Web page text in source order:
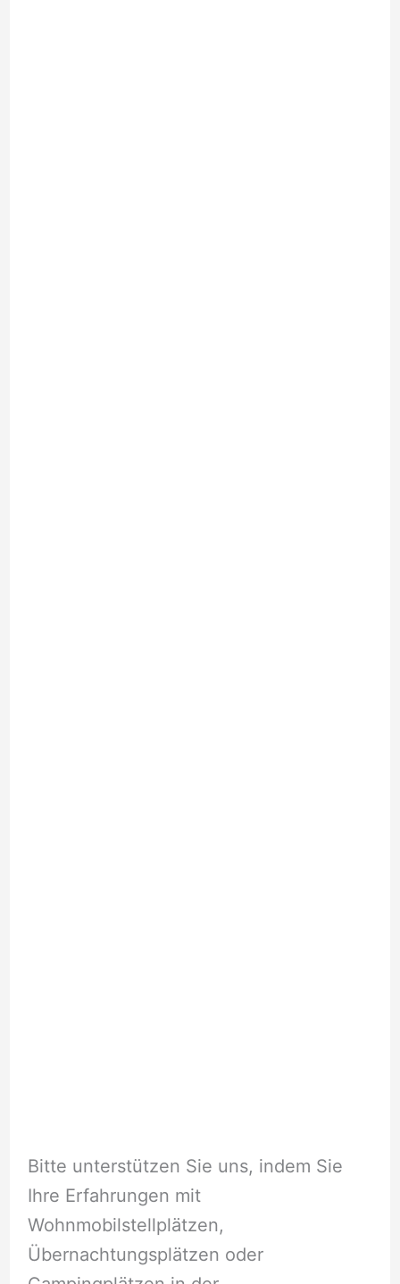
Bitte unterstützen Sie uns, indem Sie
Ihre Erfahrungen mit
Wohnmobilstellplätzen,
Übernachtungsplätzen oder